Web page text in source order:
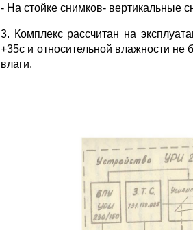
- На стойке снимков- вертикальные
3. Комплекс рассчитан на
+35с и относительной влажности не
влаги.